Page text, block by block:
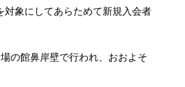
象にしてあらためて新規入会者
の館鼻岸壁で行われ、おおよそ